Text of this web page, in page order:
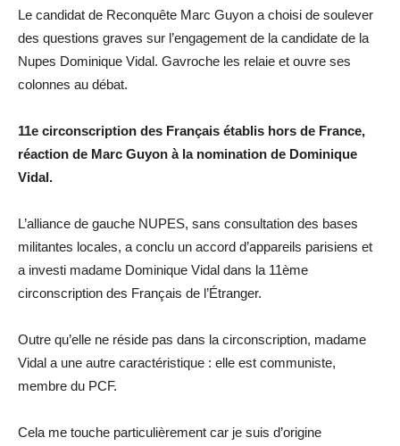
Le candidat de Reconquête Marc Guyon a choisi de soulever
des questions graves sur l’engagement de la candidate de la
Nupes Dominique Vidal. Gavroche les relaie et ouvre ses
colonnes au débat.
11e circonscription des Français établis hors de France,
réaction de Marc Guyon à la nomination de Dominique
Vidal.
L’alliance de gauche NUPES, sans consultation des bases
militantes locales, a conclu un accord d’appareils parisiens et
a investi madame Dominique Vidal dans la 11ème
circonscription des Français de l’Étranger.
Outre qu’elle ne réside pas dans la circonscription, madame
Vidal a une autre caractéristique : elle est communiste,
membre du PCF.
Cela me touche particulièrement car je suis d’origine